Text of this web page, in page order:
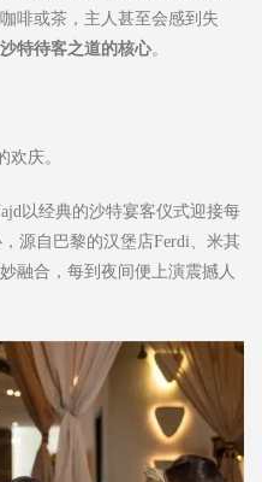
啡或茶，主人甚至会感到失
特待客之道的核心。
庆。
以经典的沙特宴客仪式迎接每
源自巴黎的汉堡店Ferdi、米其
融合，每到夜间便上演震撼人